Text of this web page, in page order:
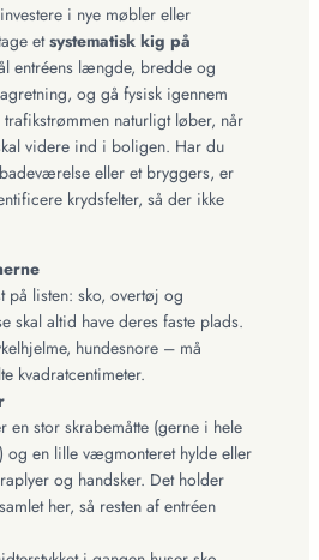
i nye møbler eller
etsystematisk kig på
entréens længde, bredde og
og gå fysisk igennem
naturligt løber, når
videre ind i boligen. Har du
eller et bryggers, er
krydsfelter, så der ikke
på listen: sko, overtøj og
skal altid have deres faste plads.
hundesnore – må
kvadratcentimeter.
en stor skrabemåtte (gerne i hele
og en lille vægmonteret hylde eller
og handsker. Det holder
her, så resten af entréen